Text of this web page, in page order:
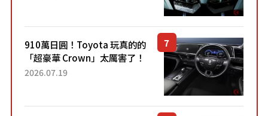
910萬日圓！Toyota 玩真的的
「超豪華 Crown」太厲害了！
採用由「匠人技藝」打造的
2026.07.19